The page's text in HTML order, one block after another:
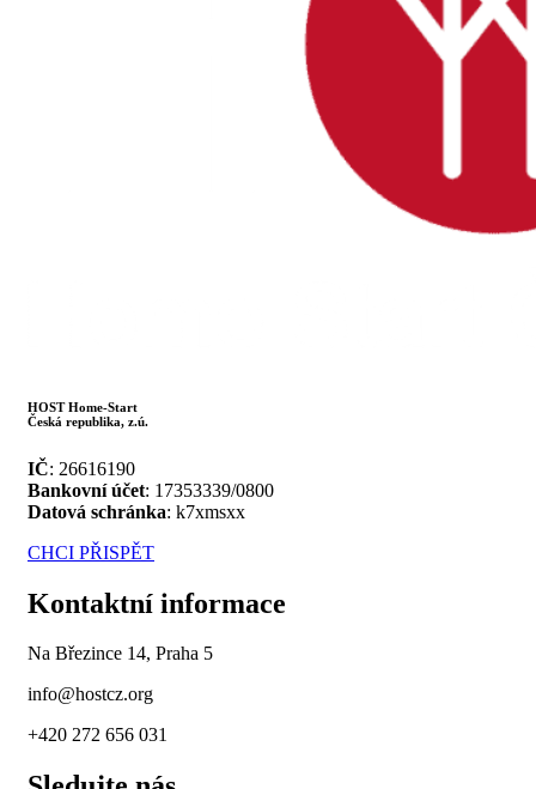
HOST Home-Start
Česká republika, z.ú.
IČ: 26616190
Bankovní účet: 17353339/0800
Datová schránka: k7xmsxx
CHCI PŘISPĚT
Kontaktní informace
Na Březince 14, Praha 5
info@hostcz.org
+420 272 656 031